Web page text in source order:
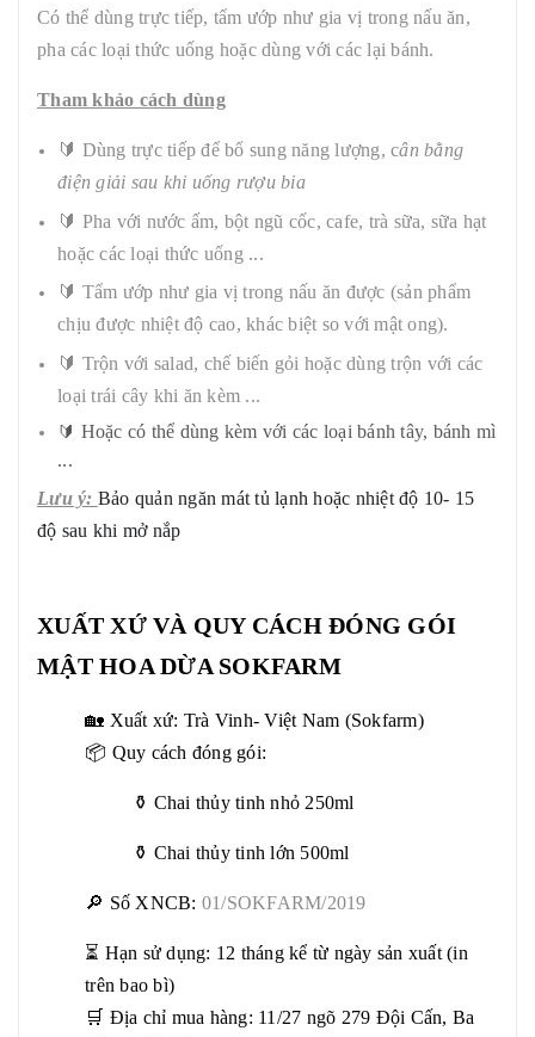
Có thể dùng trực tiếp, tẩm ướp như gia vị trong nấu ăn,
pha các loại thức uống hoặc dùng với các lại bánh.
Tham khảo cách dùng
🔰 Dùng trực tiếp để bổ sung năng lượng, cân bằng
điện giải sau khi uống rượu bia
🔰 Pha với nước ấm, bột ngũ cốc, cafe, trà sữa, sữa hạt
hoặc các loại thức uống ...
🔰 Tẩm ướp như gia vị trong nấu ăn được (sản phẩm
chịu được nhiệt độ cao, khác biệt so với mật ong).
🔰 Trộn với salad, chế biến gỏi hoặc dùng trộn với các
loại trái cây khi ăn kèm ...
🔰 Hoặc có thể dùng kèm với các loại bánh tây, bánh mì
...
Lưu ý: Bảo quản ngăn mát tủ lạnh hoặc nhiệt độ 10- 15
độ sau khi mở nắp
XUẤT XỨ VÀ QUY CÁCH ĐÓNG GÓI
MẬT HOA DỪA SOKFARM
🏡 Xuất xứ: Trà Vinh- Việt Nam (Sokfarm)
📦 Quy cách đóng gói:
⚱️ Chai thủy tinh nhỏ 250ml
⚱️ Chai thủy tinh lớn 500ml
🔎 Số XNCB: 01/SOKFARM/2019
⏳ Hạn sử dụng: 12 tháng kể từ ngày sản xuất (in
trên bao bì)
🛒 Địa chỉ mua hàng: 11/27 ngõ 279 Đội Cấn, Ba